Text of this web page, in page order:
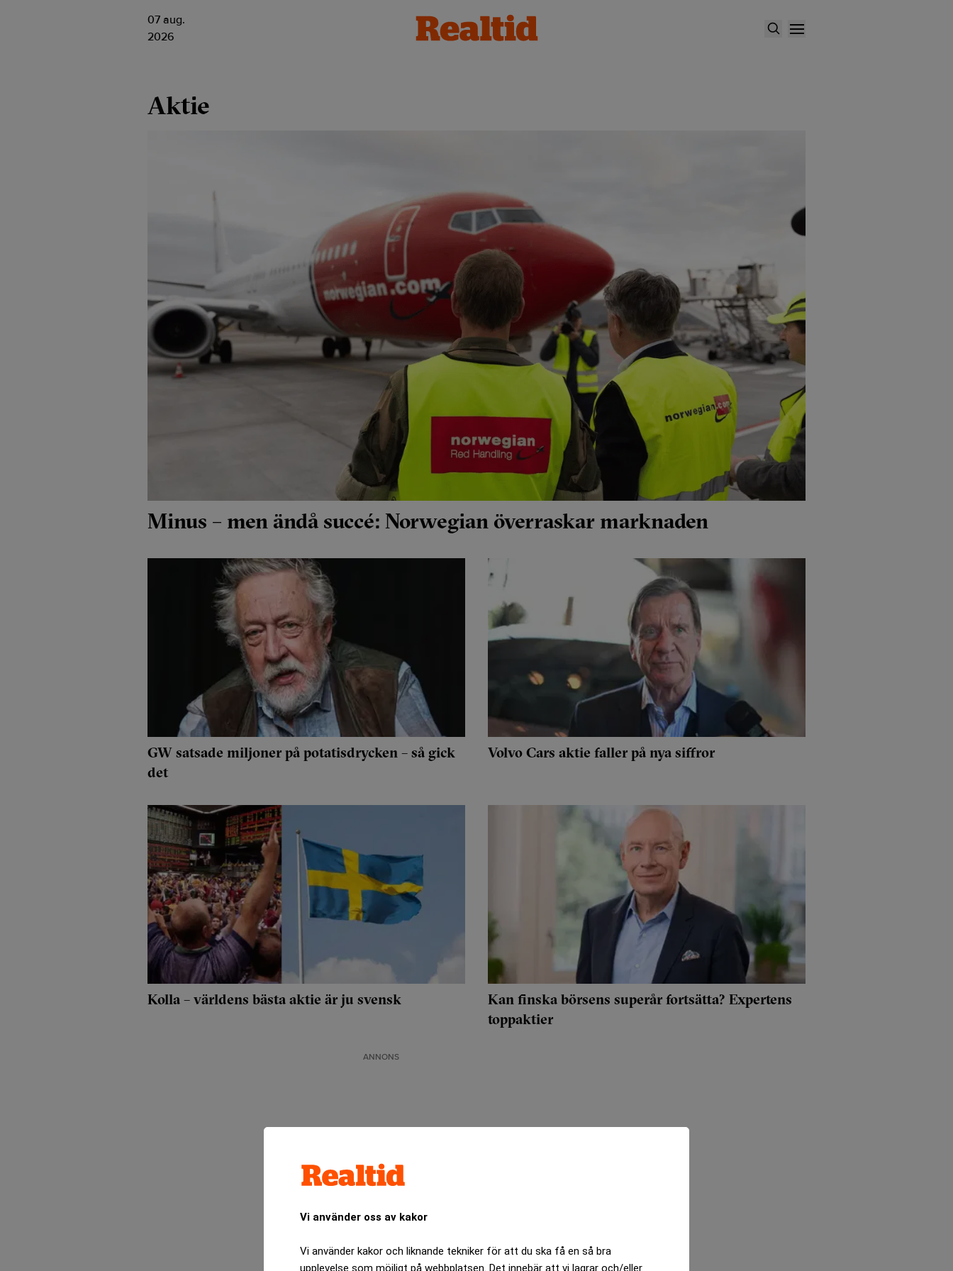
Vi använder oss av kakor
Vi använder kakor och liknande tekniker för att du ska få en så bra
upplevelse som möjligt på webbplatsen. Det innebär att vi lagrar och/eller
07 aug.
2026
Aktie
Minus – men ändå succé: Norwegian överraskar marknaden
GW satsade miljoner på potatisdrycken – så gick
det
Volvo Cars aktie faller på nya siffror
Kolla – världens bästa aktie är ju svensk
Kan finska börsens superår fortsätta? Expertens
toppaktier
ANNONS